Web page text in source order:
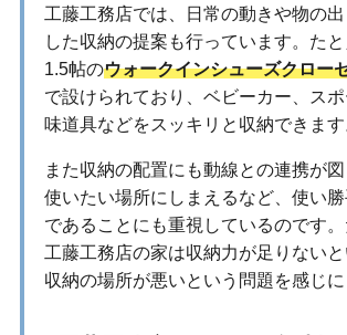
工藤工務店では、日常の動きや物の
した収納の提案も行っています。た
1.5帖のウォークインシューズクロー
で設けられており、ベビーカー、ス
味道具などをスッキリと収納できます
また収納の配置にも動線との連携が図
使いたい場所にしまえるなど、使い
であることにも重視しているのです。
工藤工務店の家は収納力が足りないと
収納の場所が悪いという問題を感じに